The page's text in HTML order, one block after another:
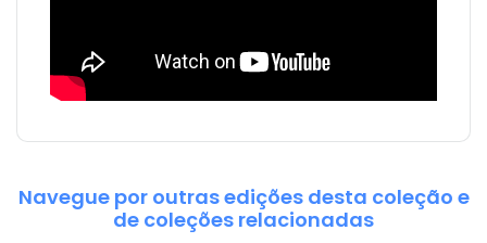
Navegue por outras edições desta coleção e
de coleções relacionadas